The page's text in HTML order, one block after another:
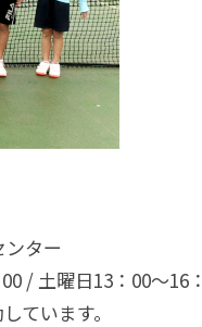
ター
/ 土曜日13：00～16
ています。